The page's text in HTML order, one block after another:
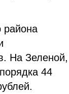
района
На Зеленой,
44